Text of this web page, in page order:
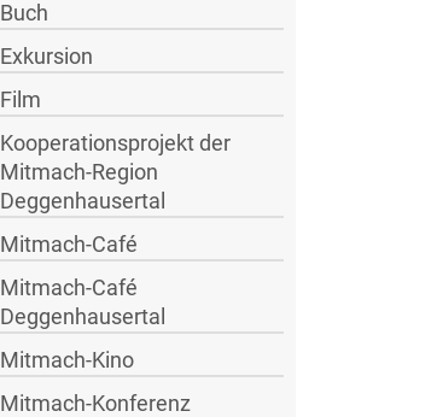
Buch
Exkursion
Film
Kooperationsprojekt der
Mitmach-Region
Deggenhausertal
Mitmach-Café
Mitmach-Café
Deggenhausertal
Mitmach-Kino
Mitmach-Konferenz